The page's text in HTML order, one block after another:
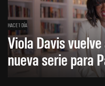
HACE 1 DÍA
Viola Davis
nueva serie para